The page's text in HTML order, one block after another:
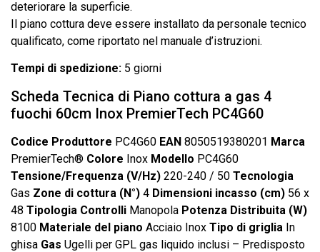
deteriorare la superficie.
Il piano cottura deve essere installato da personale tecnico
qualificato, come riportato nel manuale d’istruzioni.
Tempi di spedizione: 5 giorni
Scheda Tecnica di Piano cottura a gas 4
fuochi 60cm Inox PremierTech PC4G60
Codice Produttore PC4G60 EAN 8050519380201 Marca
PremierTech® Colore Inox Modello PC4G60
Tensione/Frequenza (V/Hz) 220-240 / 50 Tecnologia
Gas Zone di cottura (N°) 4 Dimensioni incasso (cm) 56 x
48 Tipologia Controlli Manopola Potenza Distribuita (W)
8100 Materiale del piano Acciaio Inox Tipo di griglia In
ghisa Gas Ugelli per GPL gas liquido inclusi – Predisposto